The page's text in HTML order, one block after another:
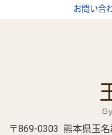
お問い合
〒869-0303 熊本県玉